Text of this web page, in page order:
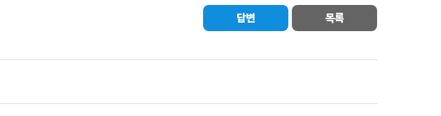
답변 목록